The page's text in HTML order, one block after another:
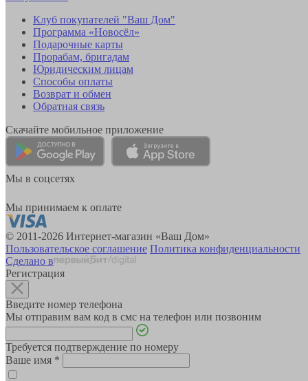
Клуб покупателей "Ваш Дом"
Программа «Новосёл»
Подарочные карты
Прорабам, бригадам
Юридическим лицам
Способы оплаты
Возврат и обмен
Обратная связь
Скачайте мобильное приложение
Мы в соцсетях
Мы принимаем к оплате
© 2011-2026 Интернет-магазин «Ваш Дом»
Пользовательское соглашение Политика конфиденциальности
Сделано в
Регистрация
Введите номер телефона
Мы отправим вам код в смс на телефон или позвоним
Требуется подтверждение по номеру
Ваше имя *